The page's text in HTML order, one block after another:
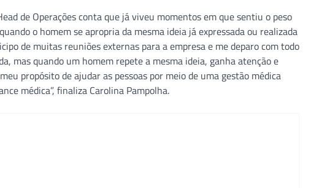
de Operações conta que já viveu momentos em que sentiu o peso
o homem se apropria da mesma ideia já expressada ou realizada
de muitas reuniões externas para a empresa e me deparo com todo
mas quando um homem repete a mesma ideia, ganha atenção e
propósito de ajudar as pessoas por meio de uma gestão médica
médica”, finaliza Carolina Pampolha.